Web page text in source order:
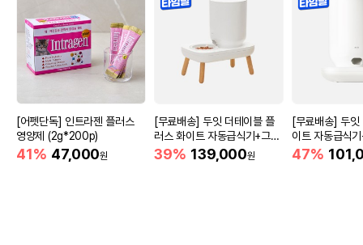
[어펫단독] 인트라젠 플러스
영양제 (2g*200p)
41% 47,000원
[무료배송] 두잇 더테이블 플
러스 화이트 자동급식기+그릇
S/M
39% 139,000원
[무료배송] 두잇
이트 자동급식
47%